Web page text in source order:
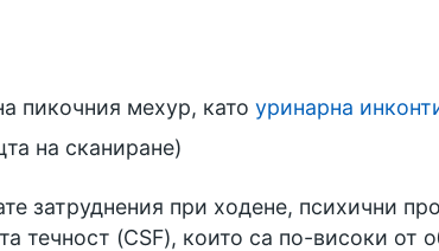
пикочния мехур, катоуринарна
на сканиране)
затруднения при ходене, психични
течност (CSF), които са по-високи от